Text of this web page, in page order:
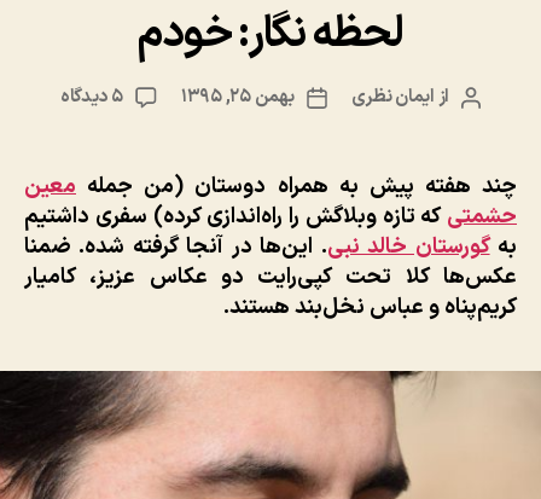
لحظه نگار: خودم
نویسنده
ازایمان نظری
تاریخبهمن ۲۵, ۱۳۹۵ ۵ دیدگاه
خودم
چند هفته پیش به همراه دوستان (من جمله معین
حشمتیکه تازه وبلاگش را راه‌اندازی کرده) سفری داشتیم
بهگورستان خالد نبی. این‌‌ها در آنجا گرفته شده. ضمنا
عکس‌ها کلا تحت کپی‌رایت دو عکاس عزیز، کامیار
کریم‌پناه و عباس نخل‌بند هستند.